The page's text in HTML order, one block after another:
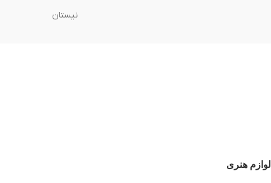
نیستان
لوازم هنری